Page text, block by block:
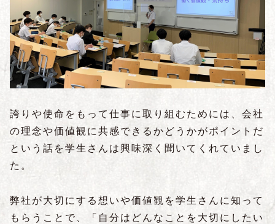
誇りや使命をもって仕事に取り組むためには、会社
の理念や価値観に共感できるかどうかがポイントだ
という話を学生さんは興味深く聞いてくれていまし
た。
弊社が大切にする想いや価値観を学生さんに知って
もらうことで、「自分はどんなことを大切にしたい